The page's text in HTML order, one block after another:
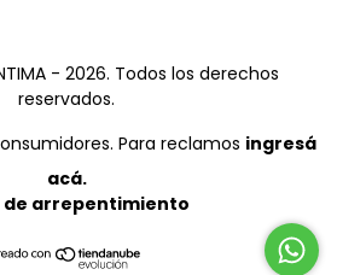
- 2026. Todos los derechos
reservados.
Para reclamos ingresá
acá.
de arrepentimiento